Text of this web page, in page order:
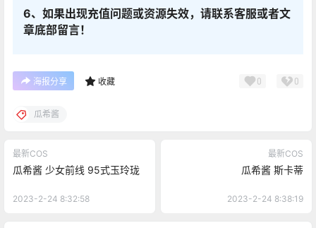
6、如果出现充值问题或资源失效，请联系客服或者文
章底部留言！
海报分享 收藏 0 0
瓜希酱
最新COS
瓜希酱 少女前线 95式玉玲珑
2023-2-24 8:32:58
最新COS
瓜希酱 斯卡蒂
2023-2-24 8:38:19